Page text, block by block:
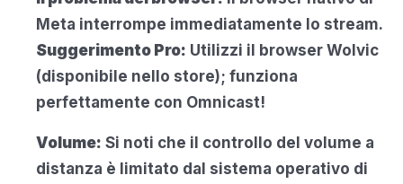
Meta interrompe immediatamente lo stream.
Suggerimento Pro: Utilizzi il browser Wolvic
(disponibile nello store); funziona
perfettamente con Omnicast!
Volume: Si noti che il controllo del volume a
distanza è limitato dal sistema operativo di